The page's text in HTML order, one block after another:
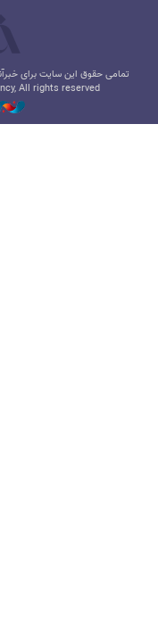
تمامی حقوق این سایت برای
All rights reserved